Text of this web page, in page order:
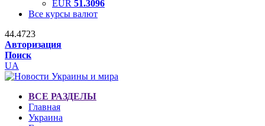
EUR 51.3096
Все курсы валют
44.4723
Авторизация
Поиск
UA
ВСЕ РАЗДЕЛЫ
Главная
Украина